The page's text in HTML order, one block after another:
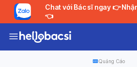
Chat với Bác sĩ ngay 👉 Nhận tư vấn MIỄN PHÍ
👈
Quảng Cáo